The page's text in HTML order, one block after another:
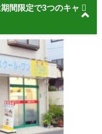
間限定で3つのキャ